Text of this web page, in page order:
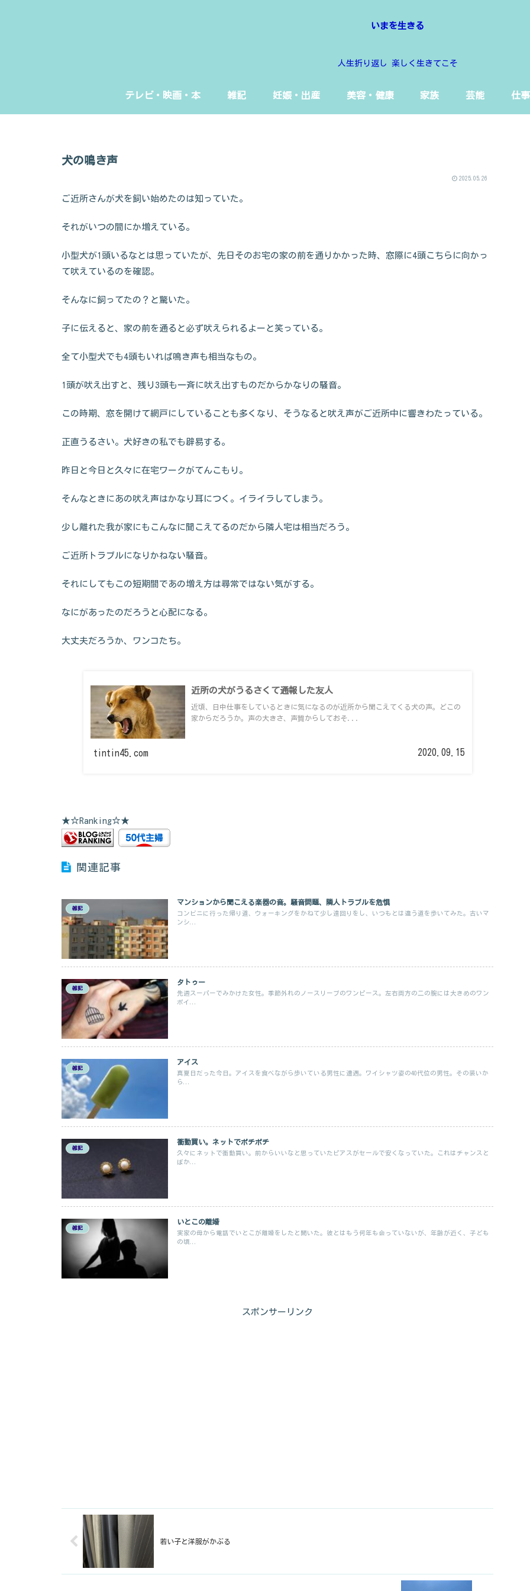
いまを生きる
人生折り返し 楽しく生きてこそ
テレビ・映画・本 雑記 妊娠・出産 美容・健康 家族 芸能 仕
犬の鳴き声
2025.05.26
ご近所さんが犬を飼い始めたのは知っていた。
それがいつの間にか増えている。
小型犬が1頭いるなとは思っていたが、先日そのお宅の家の前を通りかかった時、窓際に4頭こちらに向かっ
て吠えているのを確認。
そんなに飼ってたの？と驚いた。
子に伝えると、家の前を通ると必ず吠えられるよーと笑っている。
全て小型犬でも4頭もいれば鳴き声も相当なもの。
1頭が吠え出すと、残り3頭も一斉に吠え出すものだからかなりの騒音。
この時期、窓を開けて網戸にしていることも多くなり、そうなると吠え声がご近所中に響きわたっている。
正直うるさい。犬好きの私でも辟易する。
昨日と今日と久々に在宅ワークがてんこもり。
そんなときにあの吠え声はかなり耳につく。イライラしてしまう。
少し離れた我が家にもこんなに聞こえてるのだから隣人宅は相当だろう。
ご近所トラブルになりかねない騒音。
それにしてもこの短期間であの増え方は尋常ではない気がする。
なにがあったのだろうと心配になる。
大丈夫だろうか、ワンコたち。
近所の犬がうるさくて通報した友人
近頃、日中仕事をしているときに気になるのが近所から聞こえてくる犬の声。どこの
家からだろうか。声の大きさ、声質からしておそ...
tintin45.com 2020.09.15
★☆Ranking☆★
関連記事
雑記
マンションから聞こえる楽器の音。騒音問題、隣人トラブルを危惧
コンビニに行った帰り道、ウォーキングをかねて少し遠回りをし、いつもとは違う道を歩いてみた。古いマ
ンシ...
雑記
タトゥー
先週スーパーでみかけた女性。季節外れのノースリーブのワンピース。左右両方の二の腕には大きめのワン
ポイ...
雑記
アイス
真夏日だった今日。アイスを食べながら歩いている男性に遭遇。ワイシャツ姿の40代位の男性。その装いか
ら...
雑記
衝動買い。ネットでポチポチ
久々にネットで衝動買い。前からいいなと思っていたピアスがセールで安くなっていた。これはチャンスと
ばか...
雑記
いとこの離婚
実家の母から電話でいとこが離婚をしたと聞いた。彼とはもう何年も会っていないが、年齢が近く、子ども
の頃...
スポンサーリンク
若い子と洋服がかぶる